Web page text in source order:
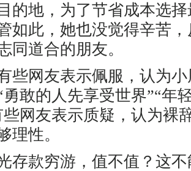
的地，为了节省成本选
如此，她也没觉得辛苦
同道合的朋友。
网友表示佩服，认为小
勇敢的人先享受世界”“年
网友表示质疑，认为裸
理性。
款穷游，值不值？这不